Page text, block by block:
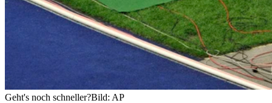
Geht's noch schneller?Bild: AP